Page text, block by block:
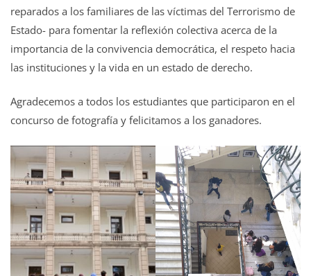
reparados a los familiares de las víctimas del Terrorismo de
Estado- para fomentar la reflexión colectiva acerca de la
importancia de la convivencia democrática, el respeto hacia
las instituciones y la vida en un estado de derecho.
Agradecemos a todos los estudiantes que participaron en el
concurso de fotografía y felicitamos a los ganadores.